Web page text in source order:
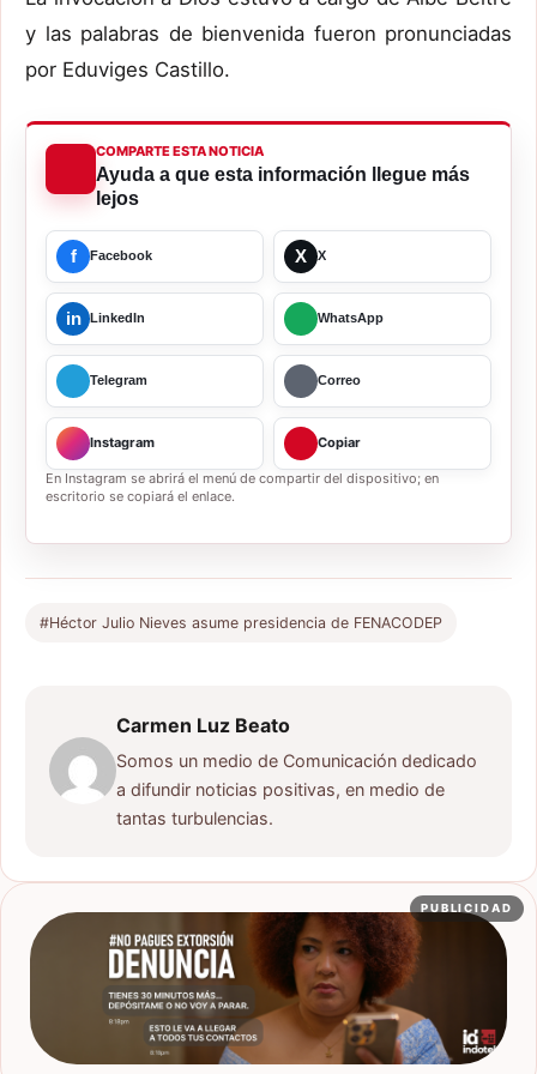
y las palabras de bienvenida fueron pronunciadas
por Eduviges Castillo.
COMPARTE ESTA NOTICIA
Ayuda a que esta información llegue más
lejos
f Facebook X X
in LinkedIn WhatsApp
Telegram Correo
Instagram Copiar
En Instagram se abrirá el menú de compartir del dispositivo; en
escritorio se copiará el enlace.
#Héctor Julio Nieves asume presidencia de FENACODEP
Carmen Luz Beato
Somos un medio de Comunicación dedicado
a difundir noticias positivas, en medio de
tantas turbulencias.
PUBLICIDAD